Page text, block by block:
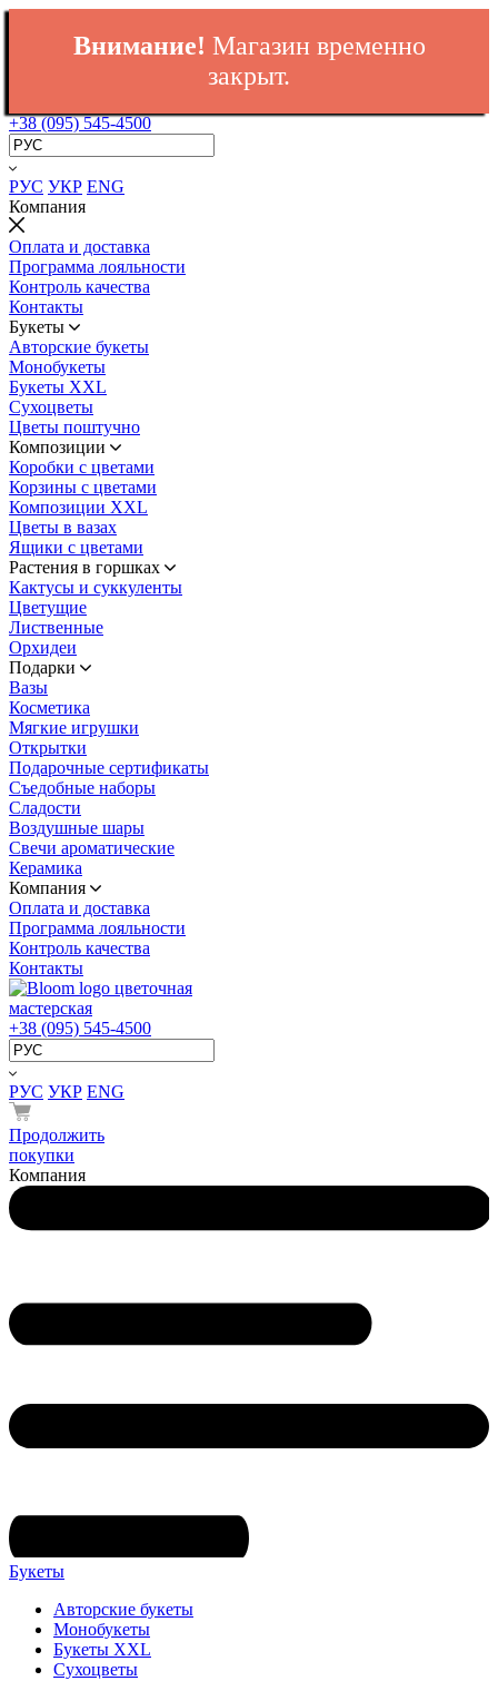
Внимание! Магазин временно
закрыт.
+38 (095) 545-4500
РУС УКР ENG
Компания
Оплата и доставка
Программа лояльности
Контроль качества
Контакты
Букеты
Авторские букеты
Монобукеты
Букеты XXL
Сухоцветы
Цветы поштучно
Композиции
Коробки с цветами
Корзины с цветами
Композиции XXL
Цветы в вазах
Ящики с цветами
Растения в горшках
Кактусы и суккуленты
Цветущие
Лиственные
Орхидеи
Подарки
Вазы
Косметика
Мягкие игрушки
Открытки
Подарочные сертификаты
Съедобные наборы
Сладости
Воздушные шары
Свечи ароматические
Керамика
Компания
Оплата и доставка
Программа лояльности
Контроль качества
Контакты
цветочная
мастерская
+38 (095) 545-4500
РУС УКР ENG
Продолжить
покупки
Компания
Букеты
Авторские букеты
Монобукеты
Букеты XXL
Сухоцветы